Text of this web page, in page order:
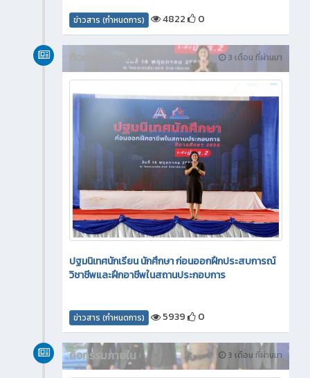
ข่าวสาร (กำหนดการ) 4822 0
3 เดือน ที่ผ่านมา
กิจกรรมภายใน
ปฐมนิเทศนักเรียน นักศึกษา ก่อนออกฝึกประสบการณ์
วิชาชีพและฝึกอาชีพในสถานประกอบการ
ข่าวสาร (กำหนดการ) 5939 0
3 เดือน ที่ผ่านมา
กิจกรรมภายใน